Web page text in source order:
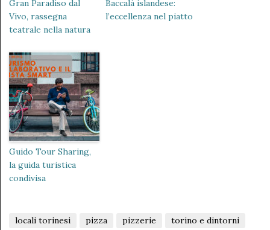
Gran Paradiso dal
Vivo, rassegna
teatrale nella natura
Baccalà islandese:
l’eccellenza nel piatto
Guido Tour Sharing,
la guida turistica
condivisa
locali torinesi pizza pizzerie torino e dintorni